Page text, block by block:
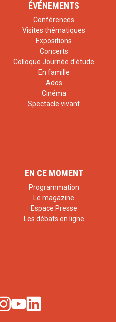
ÉVÉNEMENTS
Conférences
Visites thématiques
Expositions
Concerts
Colloque Journée d'étude
En famille
Ados
Cinéma
Spectacle vivant
EN CE MOMENT
Programmation
Le magazine
Espace Presse
Les débats en ligne